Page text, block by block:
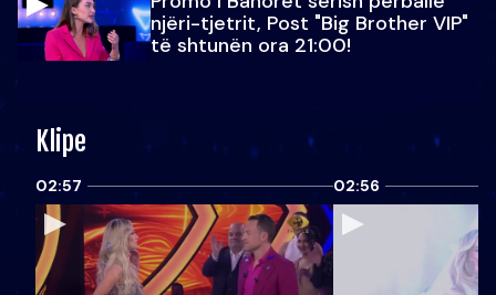
njëri-tjetrit, Post "Big Brother VIP"
të shtunën ora 21:00!
Klipe
02:57 02:56